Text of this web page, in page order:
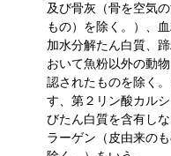
及び骨灰（骨を空気
もの）を除く。）、
加水分解たん白質、
おいて魚粉以外の動
認されたものを除く
す、第２リン酸カル
びたん白質を含有し
ラーゲン（皮由来の